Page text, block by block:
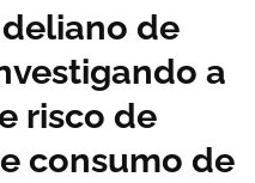
de
a
risco de
consumo de